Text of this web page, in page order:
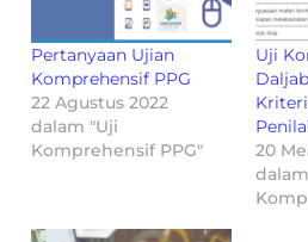
Pertanyaan Ujian
Komprehensif PPG
22 Agustus 2022
dalam "Uji
Komprehensif PPG"
Uji
20